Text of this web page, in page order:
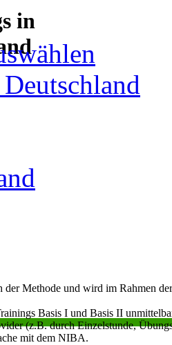
in
der Methode und wird im Rahmen
Basis I und Basis II
(z.B. durch Einzelstunde,
mit dem NIBA.